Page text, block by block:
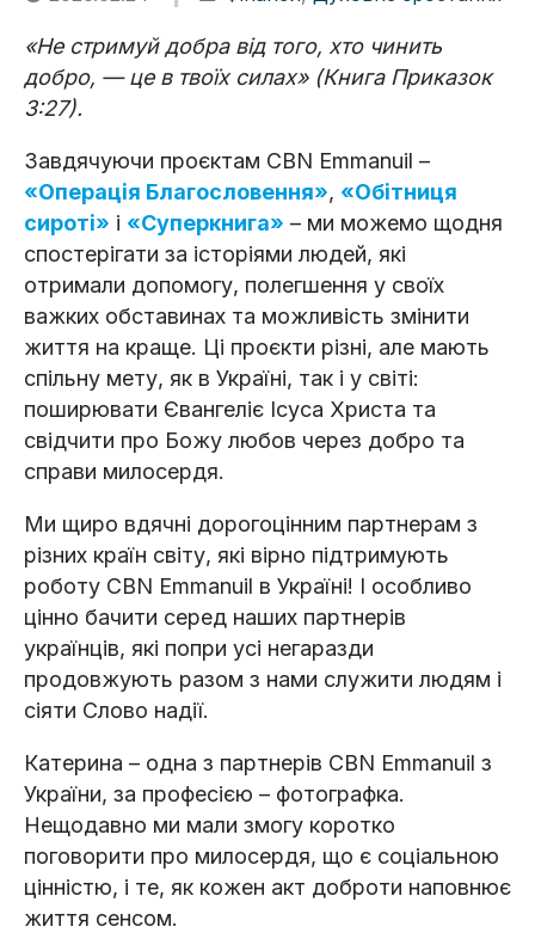
«Не стримуй добра від того, хто чинить
добро, — це в твоїх силах» (Книга Приказок
3:27).
Завдячуючи проєктам CBN Emmanuil –
«Операція Благословення», «Обітниця
сироті» і «Суперкнига» – ми можемо щодня
спостерігати за історіями людей, які
отримали допомогу, полегшення у своїх
важких обставинах та можливість змінити
життя на краще. Ці проєкти різні, але мають
спільну мету, як в Україні, так і у світі:
поширювати Євангеліє Ісуса Христа та
свідчити про Божу любов через добро та
справи милосердя.
Ми щиро вдячні дорогоцінним партнерам з
різних країн світу, які вірно підтримують
роботу CBN Emmanuil в Україні! І особливо
цінно бачити серед наших партнерів
українців, які попри усі негаразди
продовжують разом з нами служити людям і
сіяти Слово надії.
Катерина – одна з партнерів CBN Emmanuil з
України, за професією – фотографка.
Нещодавно ми мали змогу коротко
поговорити про милосердя, що є соціальною
цінністю, і те, як кожен акт доброти наповнює
життя сенсом.